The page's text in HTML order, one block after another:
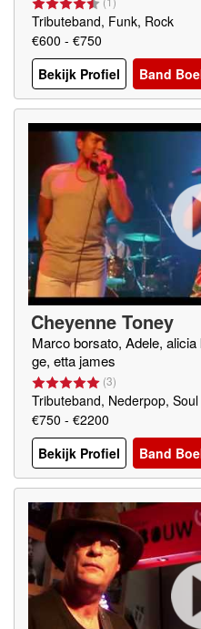
Tributeband, Funk, Rock
€600 - €750
Bekijk Profiel
Band
Cheyenne Toney
Marco borsato, Adele,
ge, etta james
(3)
Tributeband, Nederpop, Soul
€750 - €2200
Bekijk Profiel
Band